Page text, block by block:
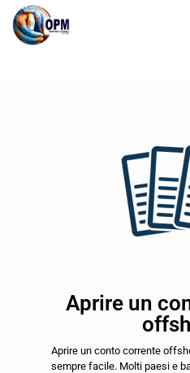
Aprire un
Aprire un conto corrente
sempre facile. Molti paesi e